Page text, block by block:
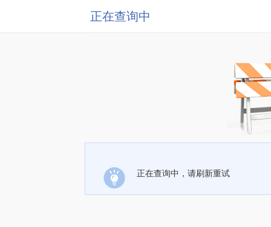
正在查询中
正在查询中，请刷新重试